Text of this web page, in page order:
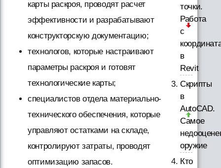
карты раскроя, проводят расчет
эффективности и разрабатывают
конструкторскую документацию;
технологов, которые настраивают
параметры раскроя и готовят
технологические карты;
специалистов отдела материально-
технического обеспечения, которые
управляют остатками на складе,
контролируют затраты, проводят
оптимизацию запасов.
точки.
Работа
с
в
Revit
Скрипты
в
AutoCAD.
Самое
оружие
Кто